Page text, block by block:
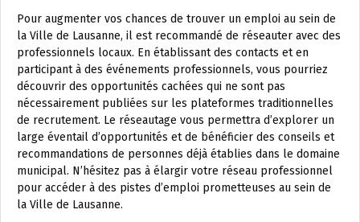
Pour augmenter vos chances de trouver un emploi au sein de
la Ville de Lausanne, il est recommandé de réseauter avec des
professionnels locaux. En établissant des contacts et en
participant à des événements professionnels, vous pourriez
découvrir des opportunités cachées qui ne sont pas
nécessairement publiées sur les plateformes traditionnelles
de recrutement. Le réseautage vous permettra d’explorer un
large éventail d’opportunités et de bénéficier des conseils et
recommandations de personnes déjà établies dans le domaine
municipal. N’hésitez pas à élargir votre réseau professionnel
pour accéder à des pistes d’emploi prometteuses au sein de
la Ville de Lausanne.